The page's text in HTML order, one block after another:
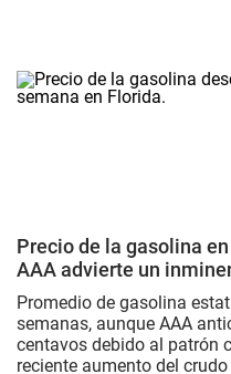
Precio de la gasolina
AAA advierte un
Promedio de gasolina
semanas, aunque AAA
centavos debido al patrón
reciente aumento del crudo